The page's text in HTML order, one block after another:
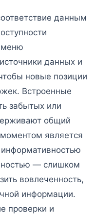
данным
меню
данных и
новые позиции
Встроенные
забытых или
общий
является
— слишком
вовлеченность,
информации.
проверки и